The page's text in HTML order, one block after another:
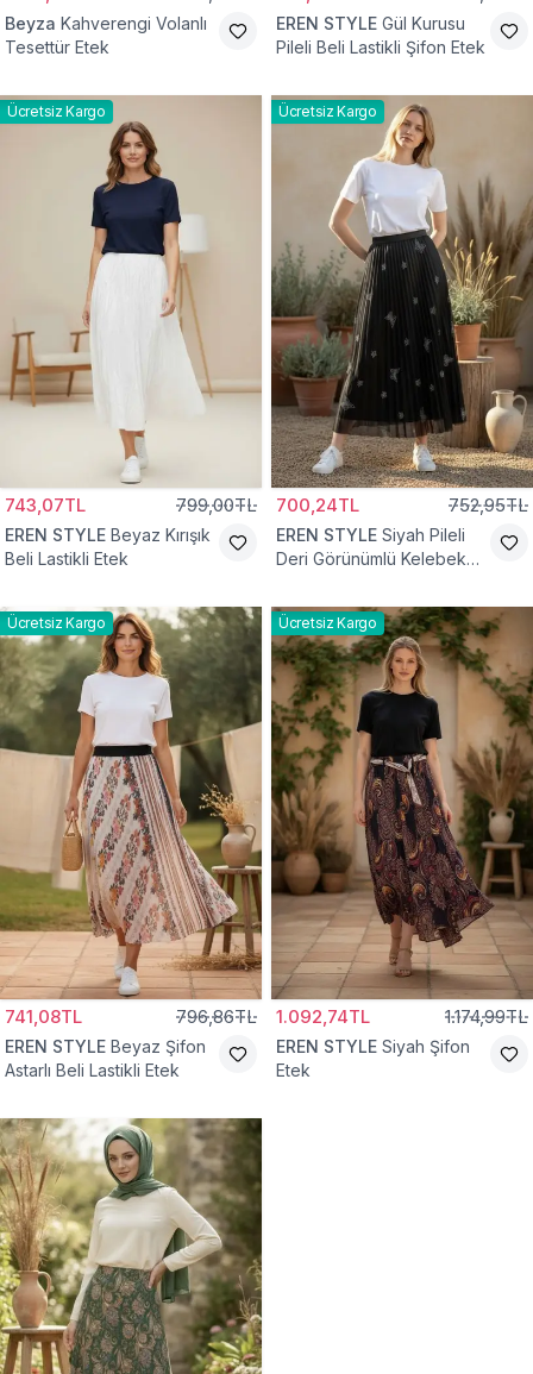
Beyza Kahverengi Volanlı
Tesettür Etek
EREN STYLE Gül Kurusu
Pileli Beli Lastikli Şifon Etek
Ücretsiz Kargo
743,07TL 799,00TL
EREN STYLE Beyaz Kırışık
Beli Lastikli Etek
Ücretsiz Kargo
700,24TL 752,95TL
EREN STYLE Siyah Pileli
Deri Görünümlü Kelebek
Viskon Etek
Ücretsiz Kargo
741,08TL 796,86TL
EREN STYLE Beyaz Şifon
Astarlı Beli Lastikli Etek
Ücretsiz Kargo
1.092,74TL 1.174,99TL
EREN STYLE Siyah Şifon
Etek